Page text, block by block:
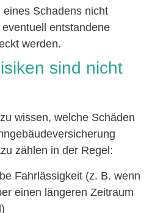
Schadens nicht
entstandene
werden.
sind nicht
wissen, welche Schäden
zählen in der Regel:
Fahrlässigkeit (z. B. wenn
einen längeren Zeitraum